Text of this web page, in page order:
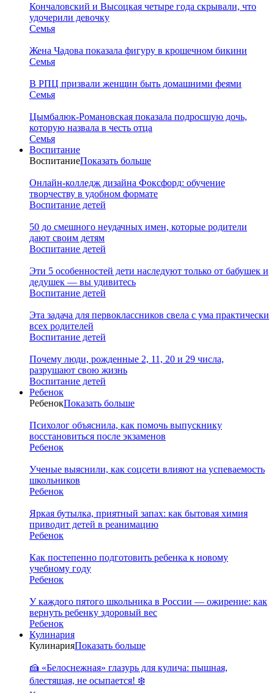
Кончаловский и Высоцкая четыре года скрывали, что
удочерили девочку
Семья
Жена Чадова показала фигуру в крошечном бикини
Семья
В РПЦ призвали женщин быть домашними феями
Семья
Цымбалюк-Романовская показала подросшую дочь,
которую назвала в честь отца
Семья
Воспитание
ВоспитаниеПоказать больше
Онлайн-колледж дизайна Фоксфорд: обучение
творчеству в удобном формате
Воспитание детей
50 до смешного неудачных имен, которые родители
дают своим детям
Воспитание детей
Эти 5 особенностей дети наследуют только от бабушек и
дедушек — вы удивитесь
Воспитание детей
Эта задача для первоклассников свела с ума практически
всех родителей
Воспитание детей
Почему люди, рожденные 2, 11, 20 и 29 числа,
разрушают свою жизнь
Воспитание детей
Ребенок
РебенокПоказать больше
Психолог объяснила, как помочь выпускнику
восстановиться после экзаменов
Ребенок
Ученые выяснили, как соцсети влияют на успеваемость
школьников
Ребенок
Яркая бутылка, приятный запах: как бытовая химия
приводит детей в реанимацию
Ребенок
Как постепенно подготовить ребенка к новому
учебному году
Ребенок
У каждого пятого школьника в России — ожирение: как
вернуть ребенку здоровый вес
Ребенок
Кулинария
КулинарияПоказать больше
🍰 «Белоснежная» глазурь для кулича: пышная,
блестящая, не осыпается! ❄️